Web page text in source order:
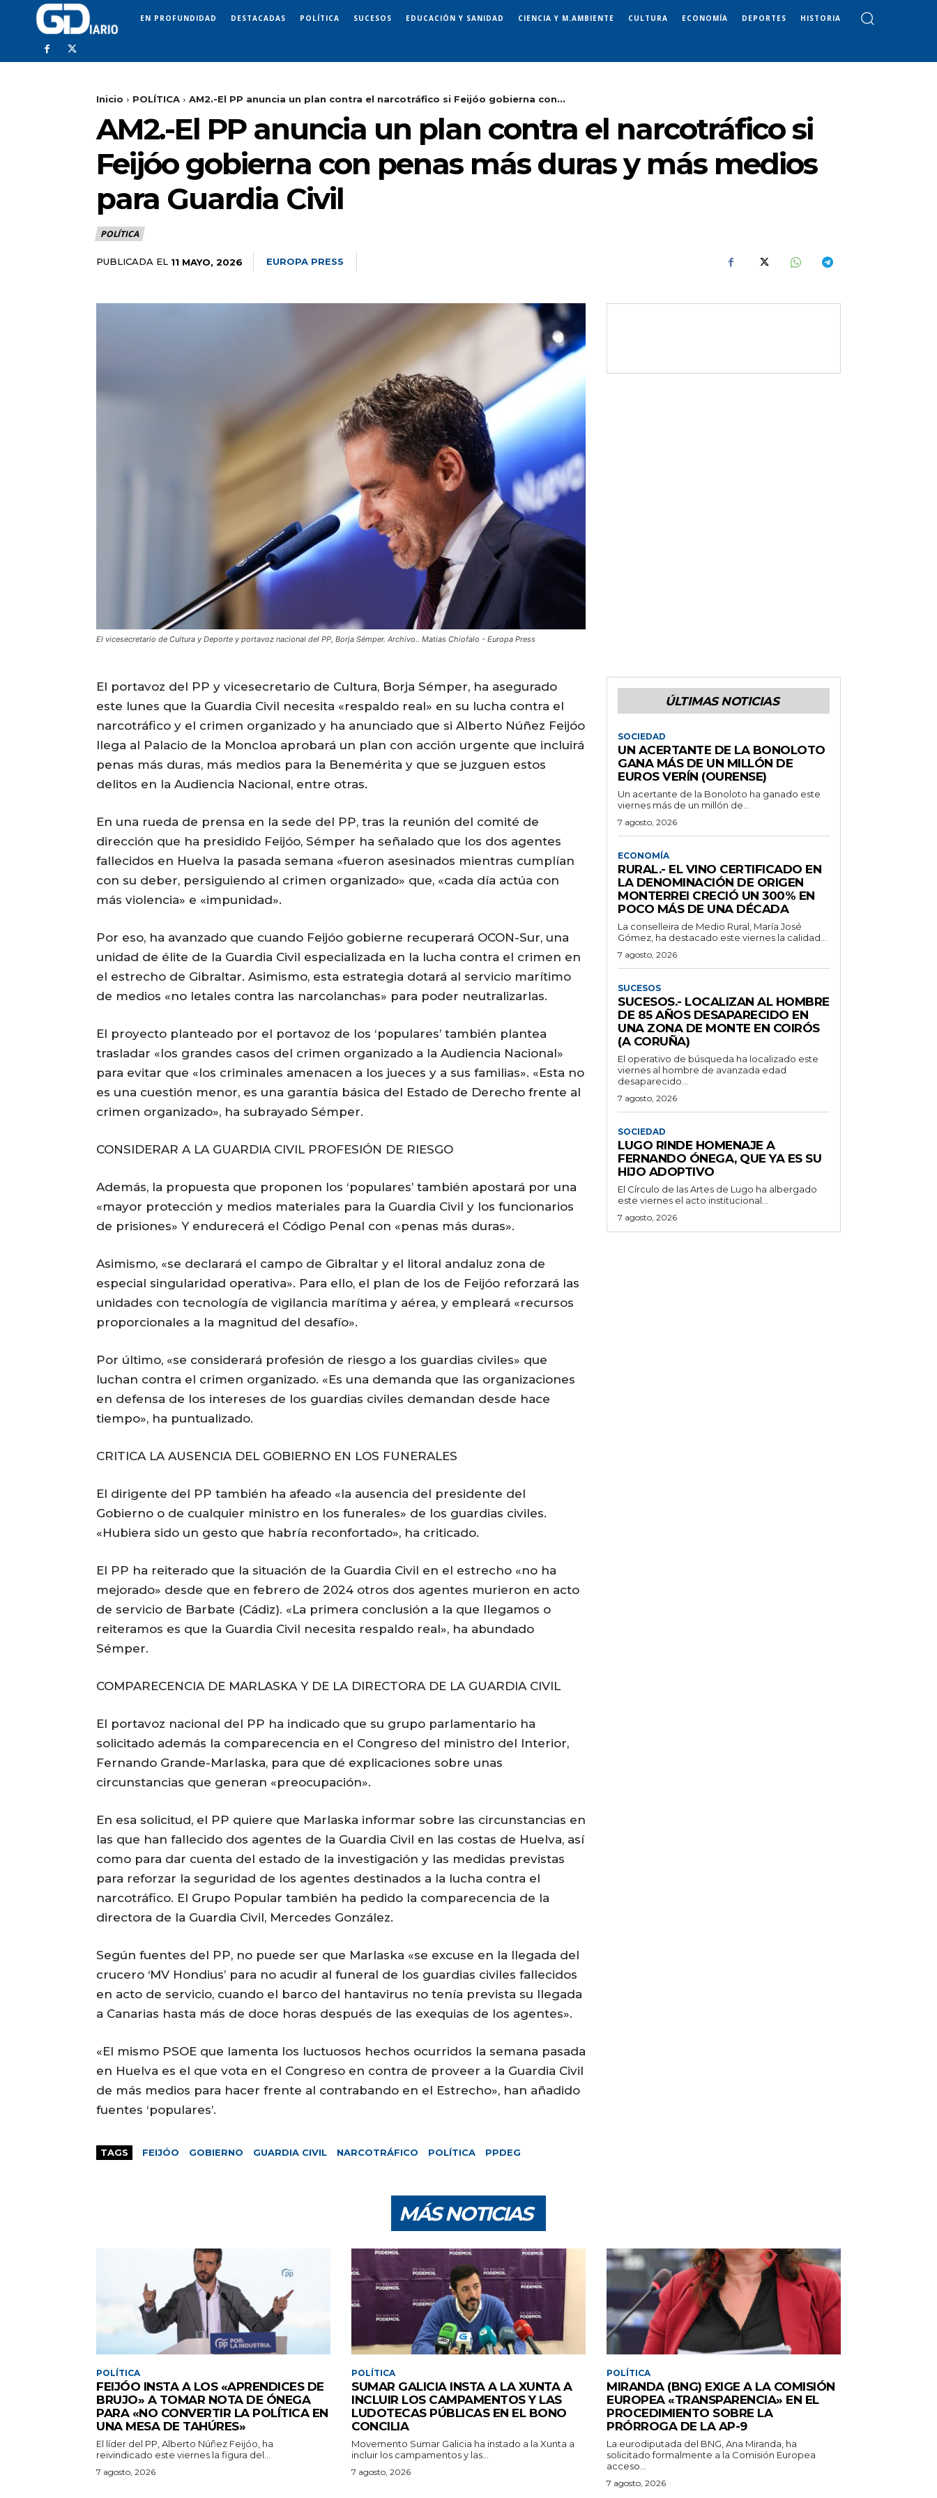
EN PROFUNDIDAD DESTACADAS POLÍTICA SUCESOS EDUCACIÓN Y SANIDAD CIENCIA Y M.AMBIENTE CULTURA ECONOMÍA DEPORTES HISTORIA
Inicio POLÍTICA AM2.-El PP anuncia un plan contra el narcotráfico si Feijóo gobierna con...
AM2.-El PP anuncia un plan contra el narcotráfico si
Feijóo gobierna con penas más duras y más medios
para Guardia Civil
POLÍTICA
PUBLICADA EL 11 MAYO, 2026 EUROPA PRESS
El vicesecretario de Cultura y Deporte y portavoz nacional del PP, Borja Sémper. Archivo.. Matias Chiofalo - Europa Press
El portavoz del PP y vicesecretario de Cultura, Borja Sémper, ha asegurado
este lunes que la Guardia Civil necesita «respaldo real» en su lucha contra el
narcotráfico y el crimen organizado y ha anunciado que si Alberto Núñez Feijóo
llega al Palacio de la Moncloa aprobará un plan con acción urgente que incluirá
penas más duras, más medios para la Benemérita y que se juzguen estos
delitos en la Audiencia Nacional, entre otras.
En una rueda de prensa en la sede del PP, tras la reunión del comité de
dirección que ha presidido Feijóo, Sémper ha señalado que los dos agentes
fallecidos en Huelva la pasada semana «fueron asesinados mientras cumplían
con su deber, persiguiendo al crimen organizado» que, «cada día actúa con
más violencia» e «impunidad».
Por eso, ha avanzado que cuando Feijóo gobierne recuperará OCON-Sur, una
unidad de élite de la Guardia Civil especializada en la lucha contra el crimen en
el estrecho de Gibraltar. Asimismo, esta estrategia dotará al servicio marítimo
de medios «no letales contra las narcolanchas» para poder neutralizarlas.
El proyecto planteado por el portavoz de los ‘populares’ también plantea
trasladar «los grandes casos del crimen organizado a la Audiencia Nacional»
para evitar que «los criminales amenacen a los jueces y a sus familias». «Esta no
es una cuestión menor, es una garantía básica del Estado de Derecho frente al
crimen organizado», ha subrayado Sémper.
CONSIDERAR A LA GUARDIA CIVIL PROFESIÓN DE RIESGO
Además, la propuesta que proponen los ‘populares’ también apostará por una
«mayor protección y medios materiales para la Guardia Civil y los funcionarios
de prisiones» Y endurecerá el Código Penal con «penas más duras».
Asimismo, «se declarará el campo de Gibraltar y el litoral andaluz zona de
especial singularidad operativa». Para ello, el plan de los de Feijóo reforzará las
unidades con tecnología de vigilancia marítima y aérea, y empleará «recursos
proporcionales a la magnitud del desafío».
Por último, «se considerará profesión de riesgo a los guardias civiles» que
luchan contra el crimen organizado. «Es una demanda que las organizaciones
en defensa de los intereses de los guardias civiles demandan desde hace
tiempo», ha puntualizado.
CRITICA LA AUSENCIA DEL GOBIERNO EN LOS FUNERALES
El dirigente del PP también ha afeado «la ausencia del presidente del
Gobierno o de cualquier ministro en los funerales» de los guardias civiles.
«Hubiera sido un gesto que habría reconfortado», ha criticado.
El PP ha reiterado que la situación de la Guardia Civil en el estrecho «no ha
mejorado» desde que en febrero de 2024 otros dos agentes murieron en acto
de servicio de Barbate (Cádiz). «La primera conclusión a la que llegamos o
reiteramos es que la Guardia Civil necesita respaldo real», ha abundado
Sémper.
COMPARECENCIA DE MARLASKA Y DE LA DIRECTORA DE LA GUARDIA CIVIL
El portavoz nacional del PP ha indicado que su grupo parlamentario ha
solicitado además la comparecencia en el Congreso del ministro del Interior,
Fernando Grande-Marlaska, para que dé explicaciones sobre unas
circunstancias que generan «preocupación».
En esa solicitud, el PP quiere que Marlaska informar sobre las circunstancias en
las que han fallecido dos agentes de la Guardia Civil en las costas de Huelva, así
como para dar cuenta del estado de la investigación y las medidas previstas
para reforzar la seguridad de los agentes destinados a la lucha contra el
narcotráfico. El Grupo Popular también ha pedido la comparecencia de la
directora de la Guardia Civil, Mercedes González.
Según fuentes del PP, no puede ser que Marlaska «se excuse en la llegada del
crucero ‘MV Hondius’ para no acudir al funeral de los guardias civiles fallecidos
en acto de servicio, cuando el barco del hantavirus no tenía prevista su llegada
a Canarias hasta más de doce horas después de las exequias de los agentes».
«El mismo PSOE que lamenta los luctuosos hechos ocurridos la semana pasada
en Huelva es el que vota en el Congreso en contra de proveer a la Guardia Civil
de más medios para hacer frente al contrabando en el Estrecho», han añadido
fuentes ‘populares’.
TAGS FEIJÓO GOBIERNO GUARDIA CIVIL NARCOTRÁFICO POLÍTICA PPDEG
ÚLTIMAS NOTICIAS
SOCIEDAD
UN ACERTANTE DE LA BONOLOTO
GANA MÁS DE UN MILLÓN DE
EUROS VERÍN (OURENSE)
Un acertante de la Bonoloto ha ganado este
viernes más de un millón de...
7 agosto, 2026
ECONOMÍA
RURAL.- EL VINO CERTIFICADO EN
LA DENOMINACIÓN DE ORIGEN
MONTERREI CRECIÓ UN 300% EN
POCO MÁS DE UNA DÉCADA
La conselleira de Medio Rural, María José
Gómez, ha destacado este viernes la calidad...
7 agosto, 2026
SUCESOS
SUCESOS.- LOCALIZAN AL HOMBRE
DE 85 AÑOS DESAPARECIDO EN
UNA ZONA DE MONTE EN COIRÓS
(A CORUÑA)
El operativo de búsqueda ha localizado este
viernes al hombre de avanzada edad
desaparecido...
7 agosto, 2026
SOCIEDAD
LUGO RINDE HOMENAJE A
FERNANDO ÓNEGA, QUE YA ES SU
HIJO ADOPTIVO
El Círculo de las Artes de Lugo ha albergado
este viernes el acto institucional...
7 agosto, 2026
MÁS NOTICIAS
POLÍTICA
FEIJÓO INSTA A LOS «APRENDICES DE
BRUJO» A TOMAR NOTA DE ÓNEGA
PARA «NO CONVERTIR LA POLÍTICA EN
UNA MESA DE TAHÚRES»
El líder del PP, Alberto Núñez Feijóo, ha
reivindicado este viernes la figura del...
7 agosto, 2026
POLÍTICA
SUMAR GALICIA INSTA A LA XUNTA A
INCLUIR LOS CAMPAMENTOS Y LAS
LUDOTECAS PÚBLICAS EN EL BONO
CONCILIA
Movemento Sumar Galicia ha instado a la Xunta a
incluir los campamentos y las...
7 agosto, 2026
POLÍTICA
MIRANDA (BNG) EXIGE A LA COMISIÓN
EUROPEA «TRANSPARENCIA» EN EL
PROCEDIMIENTO SOBRE LA
PRÓRROGA DE LA AP-9
La eurodiputada del BNG, Ana Miranda, ha
solicitado formalmente a la Comisión Europea
acceso...
7 agosto, 2026